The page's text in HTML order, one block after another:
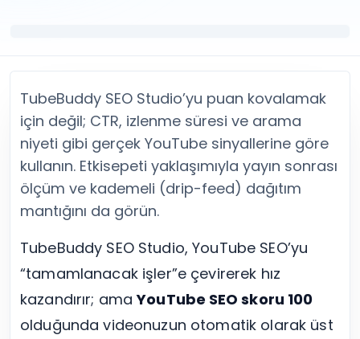
Twitter (X) Video İzlenme Satın Al
YouTube
YouTube Abone Satın Al
YouTube Beğeni Satın Al
YouTube İzlenme Satın Al
YouTube Yorum Satın Al
Tümünü Gör
Facebook
Facebook Takipçi Satın Al
Facebook Yorum Satın Al
Facebook Video İzlenme Satın Al
Diğer ücretsiz araçlar
LinkedIn Araçları
Spotify Araçları
Telegram Araçları
Twitch Araçları
SoundCloud Araçları
Snapchat Araçları
Tümünü Gör
TubeBuddy SEO Studio’yu puan kovalamak
için değil; CTR, izlenme süresi ve arama
niyeti gibi gerçek YouTube sinyallerine göre
kullanın. Etkisepeti yaklaşımıyla yayın sonrası
ölçüm ve kademeli (drip-feed) dağıtım
mantığını da görün.
TubeBuddy SEO Studio, YouTube SEO’yu
“tamamlanacak işler”e çevirerek hız
kazandırır; amaYouTube SEO skoru 100
olduğunda videonuzun otomatik olarak üst